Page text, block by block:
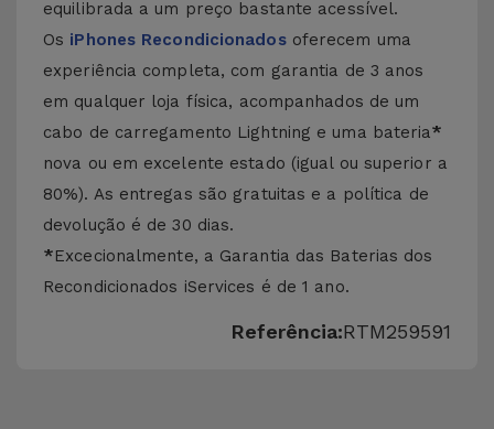
equilibrada a um preço bastante acessível.
Os iPhones Recondicionadosoferecem uma
experiência completa, com garantia de 3 anos
em qualquer loja física, acompanhados de um
cabo de carregamento Lightning e uma bateria*
nova ou em excelente estado (igual ou superior a
80%). As entregas são gratuitas e a política de
devolução é de 30 dias.
*Excecionalmente, a Garantia das Baterias dos
Recondicionados iServices é de 1 ano.
Referência:RTM259591